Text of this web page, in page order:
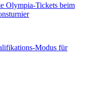
Olympia-Tickets beim
Modus für